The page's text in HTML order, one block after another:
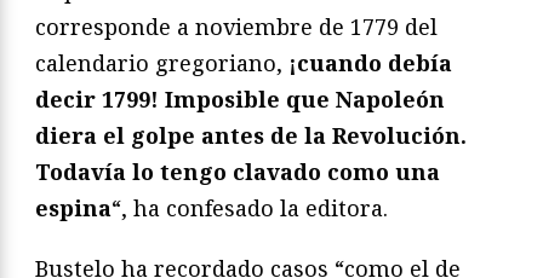
corresponde a noviembre de 1779 del
calendario gregoriano, ¡cuando debía
decir 1799! Imposible que Napoleón
diera el golpe antes de la Revolución.
Todavía lo tengo clavado como una
espina“, ha confesado la editora.
Bustelo ha recordado casos “como el de